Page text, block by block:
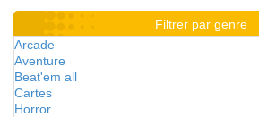
Filtrer par genre
Arcade
Aventure
Beat'em all
Cartes
Horror